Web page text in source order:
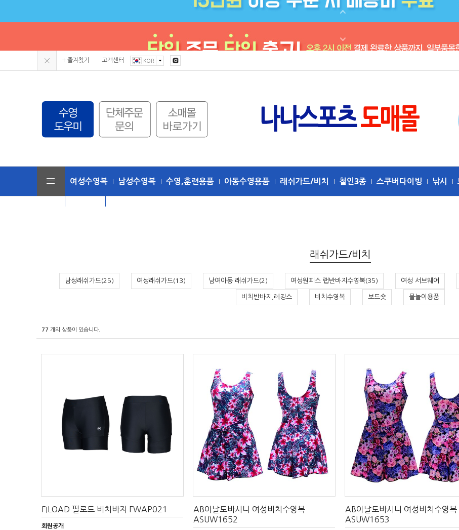
+ 즐겨찾기 고객센터 KOR
여성수영복 남성수영복 수영,훈련용품 아동수영용품 래쉬가드/비치 철인3종 스쿠버다이빙 낚시
래쉬가드/비치
남성래쉬가드(25) 여성래쉬가드(13) 남여아동 래쉬가드(2) 여성원피스 랩반바지수영복(35) 여성 서브웨어
비치반바지,레깅스 비치수영복 보드숏 물놀이용품
77 개의 상품이 있습니다.
FILOAD 필로드 비치바지 FWAP021
회원공개
AB아날도바시니 여성비치수영복
ASUW1652
AB아날도바시니 여성비치수영복
ASUW1653